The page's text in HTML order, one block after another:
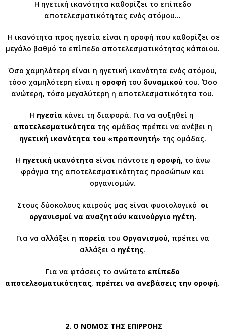
Η ηγετική ικανότητα καθορίζει το επίπεδο
αποτελεσματικότητας ενός ατόμου…
Η ικανότητα προς ηγεσία είναι η οροφή που καθορίζει σε
μεγάλο βαθμό το επίπεδο αποτελεσματικότητας κάποιου.
Όσο χαμηλότερη είναι η ηγετική ικανότητα ενός ατόμου,
τόσο χαμηλότερη είναι η οροφήτου δυναμικούτου. Όσο
ανώτερη, τόσο μεγαλύτερη η αποτελεσματικότητα του.
Η ηγεσία κάνει τη διαφορά. Για να αυξηθεί η
αποτελεσματικότητα της ομάδας πρέπει να ανέβει η
ηγετική ικανότητα του «προπονητή» της ομάδας.
Η ηγετική ικανότητα είναι πάντοτε η οροφή, το άνω
φράγμα της αποτελεσματικότητας προσώπων και
οργανισμών.
Στους δύσκολους καιρούς μας είναι φυσιολογικό οι
οργανισμοί να αναζητούν καινούργιο ηγέτη.
Για να αλλάξει η πορεία του Οργανισμού, πρέπει να
αλλάξει ο ηγέτης.
Για να φτάσεις το ανώτατο επίπεδο
αποτελεσματικότητας, πρέπει να ανεβάσεις την οροφή.
2. Ο ΝΟΜΟΣ ΤΗΣ ΕΠΙΡΡΟΗΣ